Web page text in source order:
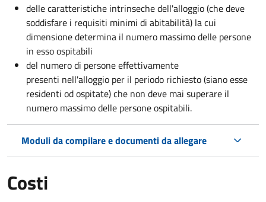
delle caratteristiche intrinseche dell'alloggio (che deve
soddisfare i requisiti minimi di abitabilità) la cui
dimensione determina il numero massimo delle persone
in esso ospitabili
del numero di persone effettivamente
presenti nell'alloggio per il periodo richiesto (siano esse
residenti od ospitate) che non deve mai superare il
numero massimo delle persone ospitabili.
Moduli da compilare e documenti da allegare
Costi